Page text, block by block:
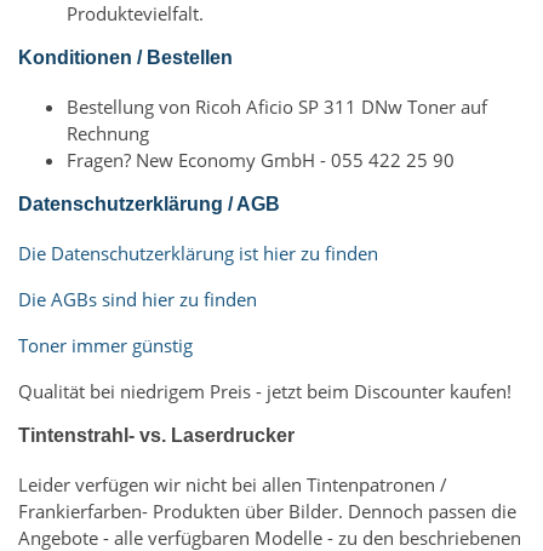
Produktevielfalt.
Konditionen / Bestellen
Bestellung von Ricoh Aficio SP 311 DNw Toner auf
Rechnung
Fragen? New Economy GmbH - 055 422 25 90
Datenschutzerklärung / AGB
Die Datenschutzerklärung ist hier zu finden
Die AGBs sind hier zu finden
Toner immer günstig
Qualität bei niedrigem Preis - jetzt beim Discounter kaufen!
Tintenstrahl- vs. Laserdrucker
Leider verfügen wir nicht bei allen Tintenpatronen /
Frankierfarben- Produkten über Bilder. Dennoch passen die
Angebote - alle verfügbaren Modelle - zu den beschriebenen